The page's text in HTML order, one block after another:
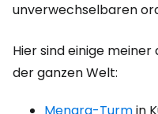
unverwechselbaren
Hier sind einige
der ganzen Welt: